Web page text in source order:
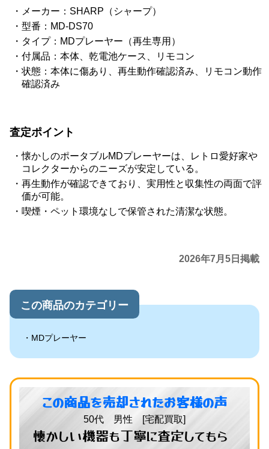
メーカー：SHARP（シャープ）
型番：MD-DS70
タイプ：MDプレーヤー（再生専用）
付属品：本体、乾電池ケース、リモコン
状態：本体に傷あり、再生動作確認済み、リモコン動作
確認済み
査定ポイント
懐かしのポータブルMDプレーヤーは、レトロ愛好家や
コレクターからのニーズが安定している。
再生動作が確認できており、実用性と収集性の両面で評
価が可能。
喫煙・ペット環境なしで保管された清潔な状態。
2026年7月5日掲載
この商品のカテゴリー
MDプレーヤー
この商品を売却されたお客様の声
50代 男性 [宅配買取]
懐かしい機器も丁寧に査定してもら